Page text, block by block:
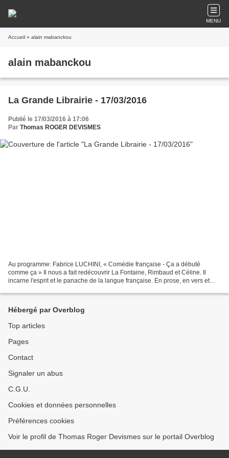
MENU
Accueil » alain mabanckou
alain mabanckou
La Grande Librairie - 17/03/2016
Publié le 17/03/2016 à 17:06
Par Thomas ROGER DEVISMES
Au programme: Fabrice LUCHINI, « Comédie française - Ça a débuté
comme ça » Il nous a fait redécouvrir La Fontaine, Rimbaud et Céline. Il
incarne l'esprit et le panache de la langue française. En prose, en vers et
Hébergé par Overblog
Top articles
Pages
Contact
Signaler un abus
C.G.U.
Cookies et données personnelles
Préférences cookies
Voir le profil de Thomas Roger Devismes sur le portail Overblog